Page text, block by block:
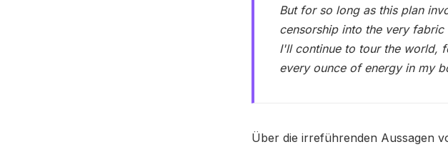
But for so long as this plan
censorship into the very
I'll continue to tour the world,
every ounce of energy in my
Über die irreführenden Aussagen